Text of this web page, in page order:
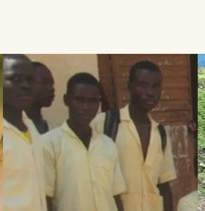
van dorp naar dorp. Het
is een kleurige
bezienswaardigheid die
altijd veel toeschouwers
trekt. Voor deze Indiase
nomaden is het vaak de
enige manier om wat geld
te verdienen.
LEES
MEER
OVER
ONDERWIJS
BEGELEIDING
IN
KAMEROEN